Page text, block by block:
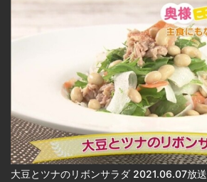
大豆とツナのリボンサラダ 2021.06.07放送